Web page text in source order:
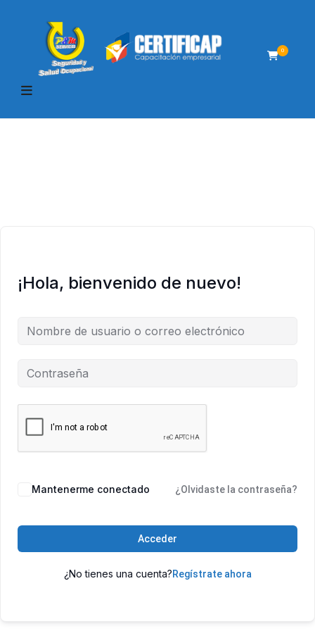
0
¡Hola, bienvenido de nuevo!
Mantenerme conectado ¿Olvidaste la contraseña?
Acceder
¿No tienes una cuenta?Regístrate ahora